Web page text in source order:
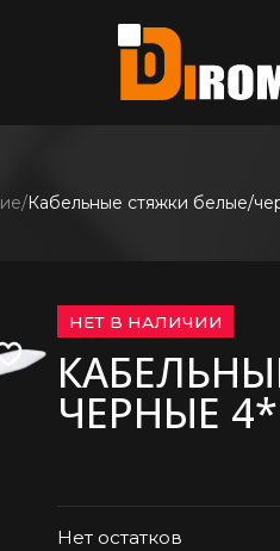
Кабельные стяжки белые/
НЕТ В НАЛИЧИИ
ЧЕРНЫЕ
Нет остатков